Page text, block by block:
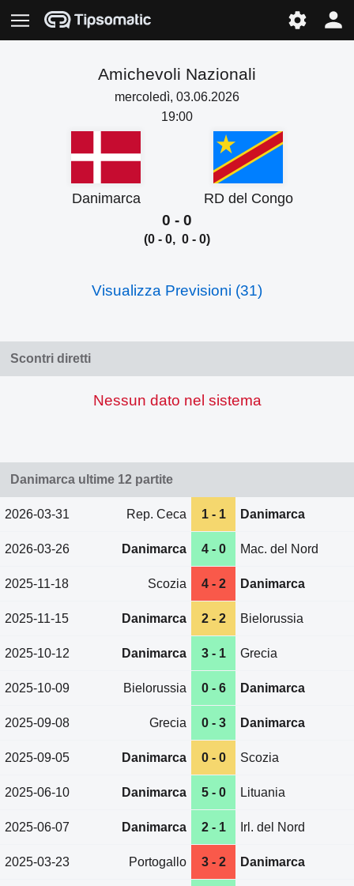
Amichevoli Nazionali
mercoledì, 03.06.2026
19:00
Danimarca RD del Congo
0 - 0
(0 - 0, 0 - 0)
Visualizza Previsioni (31)
Scontri diretti
Nessun dato nel sistema
Danimarca ultime 12 partite
2026-03-31 Rep. Ceca 1 - 1 Danimarca
2026-03-26 Danimarca 4 - 0 Mac. del Nord
2025-11-18 Scozia 4 - 2 Danimarca
2025-11-15 Danimarca 2 - 2 Bielorussia
2025-10-12 Danimarca 3 - 1 Grecia
2025-10-09 Bielorussia 0 - 6 Danimarca
2025-09-08 Grecia 0 - 3 Danimarca
2025-09-05 Danimarca 0 - 0 Scozia
2025-06-10 Danimarca 5 - 0 Lituania
2025-06-07 Danimarca 2 - 1 Irl. del Nord
2025-03-23 Portogallo 3 - 2 Danimarca